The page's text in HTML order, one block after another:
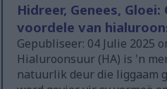
Hidreer, Genees,
voordele van
Gepubliseer: 04 Julie 2025
Hialuroonsuur (HA) is 'n
natuurlik deur die liggaam